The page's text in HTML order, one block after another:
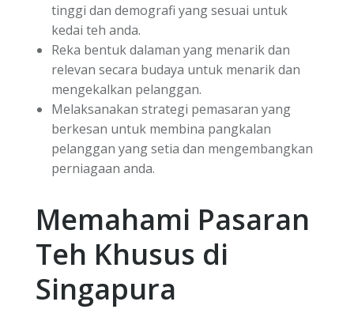
tinggi dan demografi yang sesuai untuk
kedai teh anda.
Reka bentuk dalaman yang menarik dan
relevan secara budaya untuk menarik dan
mengekalkan pelanggan.
Melaksanakan strategi pemasaran yang
berkesan untuk membina pangkalan
pelanggan yang setia dan mengembangkan
perniagaan anda.
Memahami Pasaran
Teh Khusus di
Singapura